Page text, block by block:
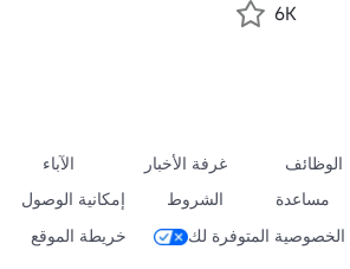
6K
الوظائف غرفة الأخبار
الآباء
مساعدة الشروط
إمكانية الوصول
الخصوصية المتوفرة لك خريطة الموقع